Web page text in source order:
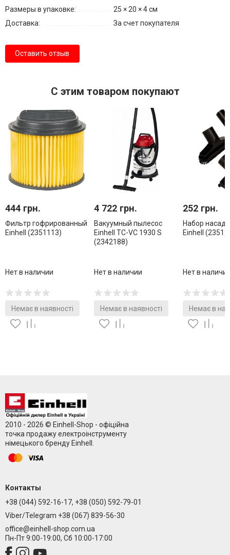
Размеры в упаковке:
25 × 20 × 4 см
Доставка:
За счет покупателя
Оставить отзыв
С этим товаром покупают
444 грн.
Фильтр гофрированный
Einhell (2351113)
Нет в наличии
Немає в наявності
4 722 грн.
Вакуумный пылесос
Einhell TC-VC 1930 S
(2342188)
Нет в наличии
Немає в наявності
252 грн.
Набор
Einhell
Нет в
Немає в
2010 - 2026 © Einhell-Shop - офіційна
точка продажу електроінструменту
німецького бренду Einhell.
Контакты
+38 (044) 592-16-17, +38 (050) 592-79-01
Viber/Telegram +38 (067) 839-56-30
office@einhell-shop.com.ua
Пн-Пт 9:00-19:00, Сб 10:00-17:00